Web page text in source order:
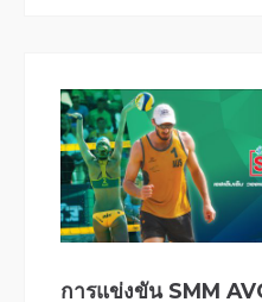
การแข่งขัน SMM